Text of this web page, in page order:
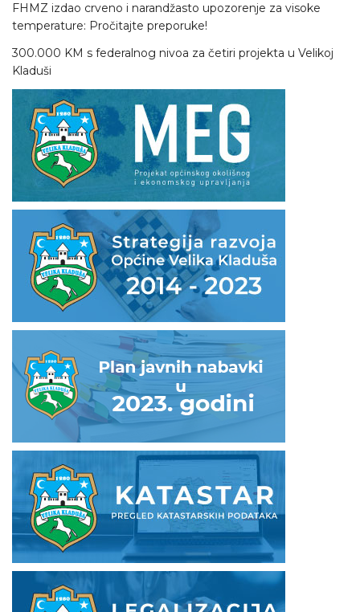
FHMZ izdao crveno i narandžasto upozorenje za visoke
temperature: Pročitajte preporuke!
300.000 KM s federalnog nivoa za četiri projekta u Velikoj
Kladuši